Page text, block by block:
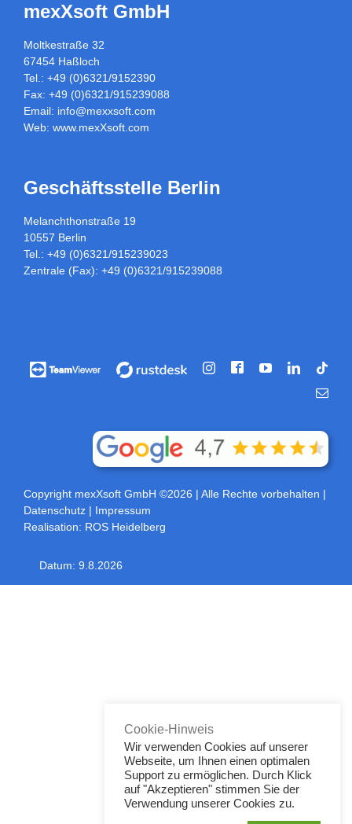
mexXsoft GmbH
Moltkestraße 32
67454 Haßloch
Tel.: +49 (0)6321/9152390
Fax: +49 (0)6321/915239088
Email: info@mexxsoft.com
Web: www.mexXsoft.com
Geschäftsstelle Berlin
Melanchthonstraße 19
10557 Berlin
Tel.: +49 (0)6321/915239023
Zentrale (Fax): +49 (0)6321/915239088
Vorführung
/
Vorführung
InstagramFacebookYouTubeLinkedIn
E-
Copyright mexXsoft GmbH ©2026 | Alle Rechte vorbehalten |
Datenschutz | Impressum
Realisation: ROS Heidelberg
Datum: 9.8.2026
Cookie-Hinweis
Wir verwenden Cookies auf unserer
Webseite, um Ihnen einen optimalen
Support zu ermöglichen. Durch Klick
auf "Akzeptieren" stimmen Sie der
Verwendung unserer Cookies zu.